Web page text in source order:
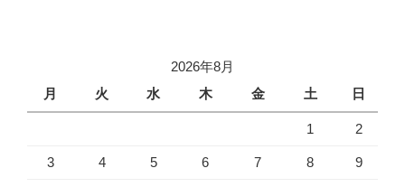
ョ
2026年8月
月
火 水 木 金 土 日
1 2
3 4 5 6 7 8 9